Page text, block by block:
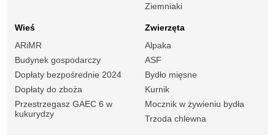
Ziemniaki
Wieś
ARiMR
Budynek gospodarczy
Dopłaty bezpośrednie 2024
Dopłaty do zboża
Przestrzegasz GAEC 6 w
kukurydzy
Zwierzęta
Alpaka
ASF
Bydło mięsne
Kurnik
Mocznik w żywieniu bydła
Trzoda chlewna